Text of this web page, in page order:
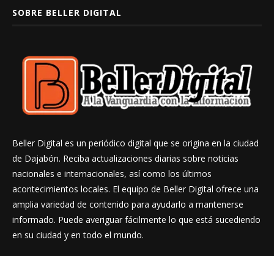
SOBRE BELLER DIGITAL
Beller Digital es un periódico digital que se origina en la ciudad
de Dajabón. Reciba actualizaciones diarias sobre noticias
nacionales e internacionales, así como los últimos
acontecimientos locales. El equipo de Beller Digital ofrece una
amplia variedad de contenido para ayudarlo a mantenerse
informado. Puede averiguar fácilmente lo que está sucediendo
en su ciudad y en todo el mundo.